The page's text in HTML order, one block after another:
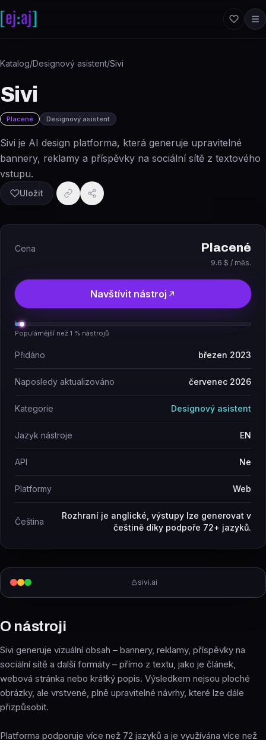
Katalog/Designový asistent/Sivi
Sivi
Placené Designový asistent
Sivi je AI design platforma, která generuje upravitelné
bannery, reklamy a příspěvky na sociální sítě z textového
vstupu.
Uložit
sivi.ai
O nástroji
Sivi generuje vizuální obsah – bannery, reklamy, příspěvky na
sociální sítě a další formáty – přímo z textu, jako je článek,
webová stránka nebo krátký popis. Výsledkem nejsou ploché
obrázky, ale vrstvené, plně upravitelné návrhy, které lze dále
přizpůsobit.
Platforma podporuje více než 72 jazyků a je využívána více než
Cena Placené
9.6 $ / měs.
Navštívit nástroj
Populárnější než 1 % nástrojů
Přidáno březen 2023
Naposledy aktualizováno červenec 2026
Kategorie Designový asistent
Jazyk nástroje EN
API Ne
Platformy Web
Čeština
Rozhraní je anglické, výstupy lze generovat v
češtině díky podpoře 72+ jazyků.